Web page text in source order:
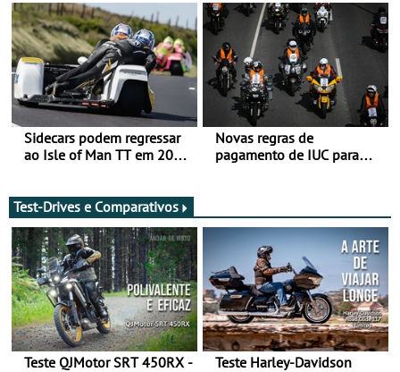
Sidecars podem regressar
ao Isle of Man TT em 2027
Novas regras de
pagamento de IUC para
Test-Drives e Comparativos
Teste QJMotor SRT 450RX -
Teste Harley-Davidson